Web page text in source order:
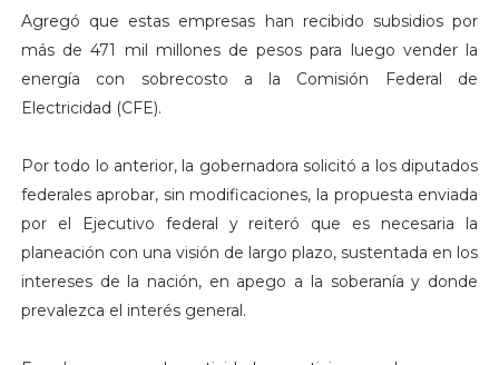
Agregó que estas empresas han recibido subsidios por
más de 471 mil millones de pesos para luego vender la
energía con sobrecosto a la Comisión Federal de
Electricidad (CFE).
Por todo lo anterior, la gobernadora solicitó a los diputados
federales aprobar, sin modificaciones, la propuesta enviada
por el Ejecutivo federal y reiteró que es necesaria la
planeación con una visión de largo plazo, sustentada en los
intereses de la nación, en apego a la soberanía y donde
prevalezca el interés general.